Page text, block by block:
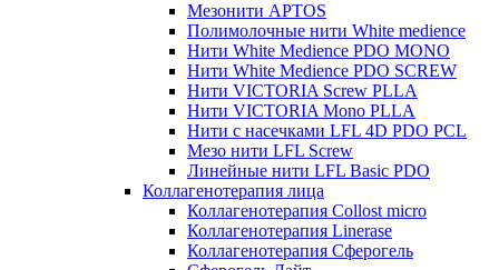
Мезонити APTOS
Полимолочные нити White medience
Нити White Medience PDO MONO
Нити White Medience PDO SCREW
Нити VICTORIA Screw PLLA
Нити VICTORIA Mono PLLA
Нити с насечками LFL 4D PDO PCL
Мезо нити LFL Screw
Линейные нити LFL Basic PDO
Коллагенотерапия лица
Коллагенотерапия Collost micro
Коллагенотерапия Linerase
Коллагенотерапия Сферогель